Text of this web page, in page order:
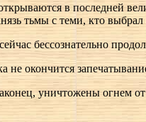
в последней
тьмы с теми, кто
бессознательно
не окончится
уничтожены огнем